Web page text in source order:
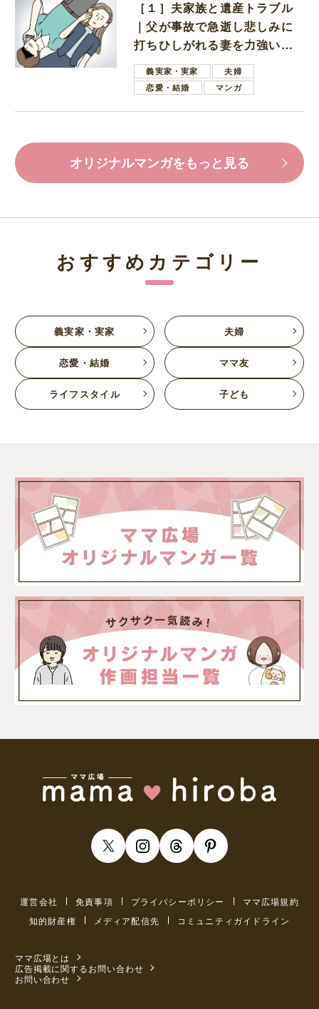
［１］夫家族と遺産トラブル
｜父が事故で急逝し悲しみに
打ちひしがれる妻を力強い言
葉で励ます夫
義実家・実家
夫婦
恋愛・結婚
マンガ
オリジナルマンガをもっと見る
おすすめカテゴリー
義実家・実家 夫婦
恋愛・結婚 ママ友
ライフスタイル 子ども
運営会社 免責事項 プライバシーポリシー
ママ広場規約
知的財産権
メディア配信先 コミュニティガイドライン
ママ広場とは
広告掲載に関するお問い合わせ
お問い合わせ